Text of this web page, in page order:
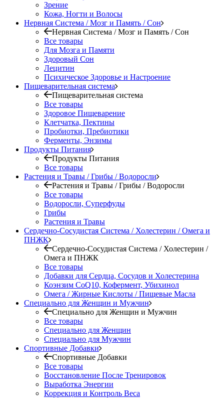
Зрение
Кожа, Ногти и Волосы
Нервная Система / Мозг и Память / Сон
Нервная Система / Мозг и Память / Сон
Все товары
Для Мозга и Памяти
Здоровый Сон
Лецитин
Психическое Здоровье и Настроение
Пищеварительная система
Пищеварительная система
Все товары
Здоровое Пищеварение
Клетчатка, Пектины
Пробиотки, Пребиотики
Ферменты, Энзимы
Продукты Питания
Продукты Питания
Все товары
Растения и Травы / Грибы / Водоросли
Растения и Травы / Грибы / Водоросли
Все товары
Водоросли, Суперфуды
Грибы
Растения и Травы
Сердечно-Сосудистая Система / Холестерин / Омега и
ПНЖК
Сердечно-Сосудистая Система / Холестерин /
Омега и ПНЖК
Все товары
Добавки для Сердца, Сосудов и Холестерина
Коэнзим CoQ10, Кофермент, Убихинол
Омега / Жирные Кислоты / Пищевые Масла
Специально для Женщин и Мужчин
Специально для Женщин и Мужчин
Все товары
Специально для Женщин
Специально для Мужчин
Спортивные Добавки
Спортивные Добавки
Все товары
Восстановление После Тренировок
Выработка Энергии
Коррекция и Контроль Веса